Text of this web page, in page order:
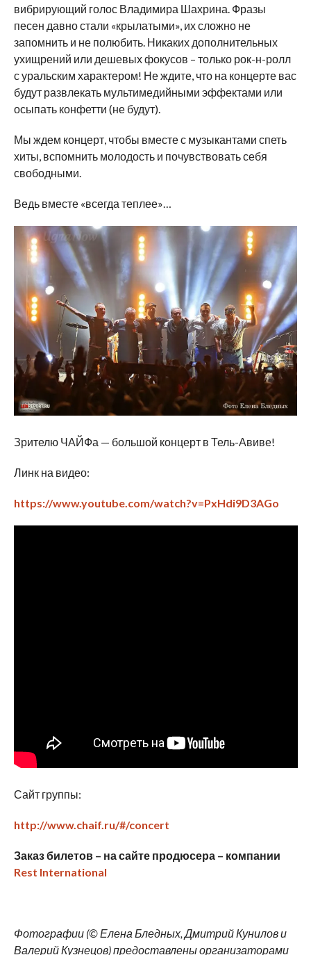
вибрирующий голос Владимира Шахрина. Фразы
песен давно стали «крылатыми», их сложно не
запомнить и не полюбить. Никаких дополнительных
ухищрений или дешевых фокусов – только рок-н-ролл
с уральским характером! Не ждите, что на концерте вас
будут развлекать мультимедийными эффектами или
осыпать конфетти (не будут).
Мы ждем концерт, чтобы вместе с музыкантами спеть
хиты, вспомнить молодость и почувствовать себя
свободными.
Ведь вместе «всегда теплее»…
Зрителю ЧАЙФа — большой концерт в Тель-Авиве!
Линк на видео:
https://www.youtube.com/watch?v=PxHdi9D3AGo
Сайт группы:
http://www.chaif.ru/#/concert
Заказ билетов – на сайте продюсера – компании
Rest International
Фотографии (© Елена Бледных, Дмитрий Кунилов и
Валерий Кузнецов) предоставлены организаторами